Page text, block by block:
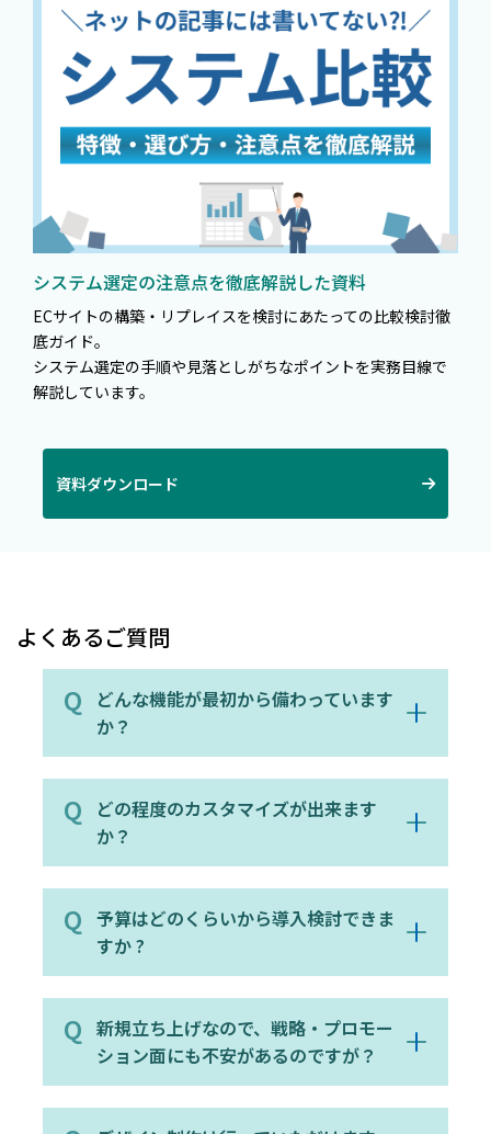
システム選定の注意点を徹底解説した資料
ECサイトの構築・リプレイスを検討にあたっての比較検討徹
底ガイド。
システム選定の手順や見落としがちなポイントを実務目線で
解説しています。
資料ダウンロード
よくあるご質問
どんな機能が最初から備わっています
か？
どの程度のカスタマイズが出来ます
か？
予算はどのくらいから導入検討できま
すか ?
新規立ち上げなので、戦略・プロモー
ション面にも不安があるのですが？